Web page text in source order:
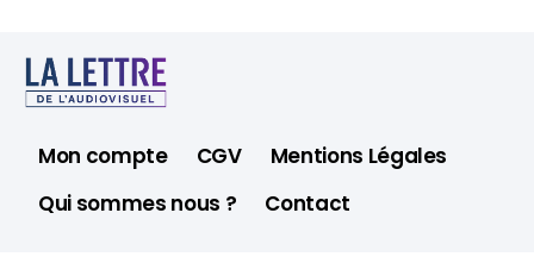
Mon compte CGV
Mentions Légales
Qui sommes nous ?
Contact